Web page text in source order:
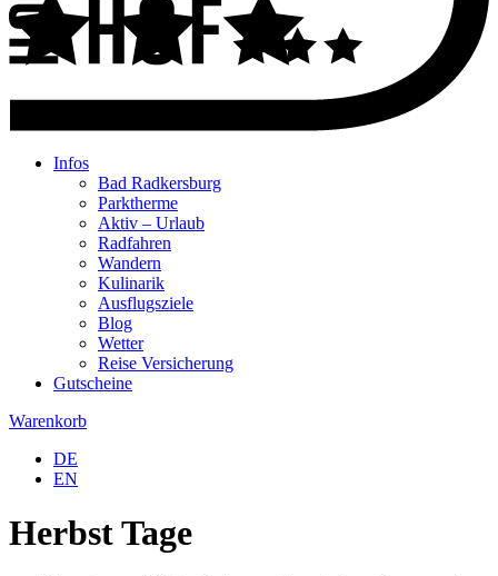
Infos
Bad Radkersburg
Parktherme
Aktiv – Urlaub
Radfahren
Wandern
Kulinarik
Ausflugsziele
Blog
Wetter
Reise Versicherung
Gutscheine
Warenkorb
DE
EN
Herbst Tage